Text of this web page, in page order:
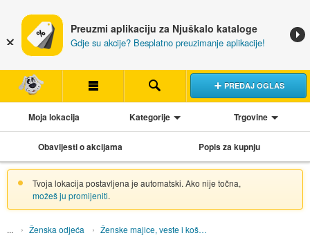
Preuzmi aplikaciju za Njuškalo kataloge
Gdje su akcije? Besplatno preuzimanje aplikacije!
PREDAJ OGLAS
Moja lokacija Kategorije Trgovine
Obavijesti o akcijama Popis za kupnju
Tvoja lokacija postavljena je automatski. Ako nije točna,
možeš ju promijeniti.
Ženska odjeća Ženske majice, veste i košulje